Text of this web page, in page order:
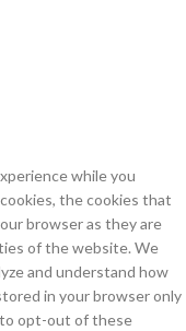
while you
the cookies that
browser as they are
of the website. We
and understand how
in your browser only
opt-out of these